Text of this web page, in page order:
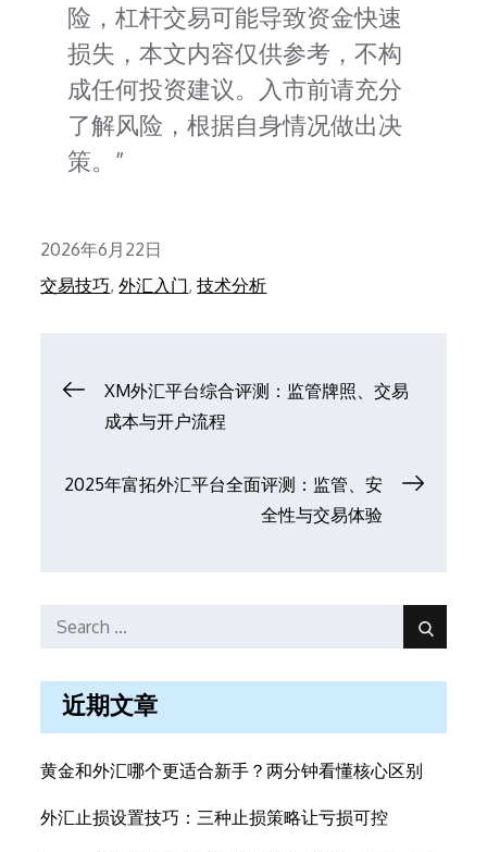
险，杠杆交易可能导致资金快速
损失，本文内容仅供参考，不构
成任何投资建议。入市前请充分
了解风险，根据自身情况做出决
策。
Posted
on
2026年6月22日
交易技巧,外汇入门,技术分析
文
章
XM外汇平台综合评测：监管牌照、交易
成本与开户流程
2025年富拓外汇平台全面评测：监管、安
全性与交易体验
Search
Search
近期文章
黄金和外汇哪个更适合新手？两分钟看懂核心区别
外汇止损设置技巧：三种止损策略让亏损可控